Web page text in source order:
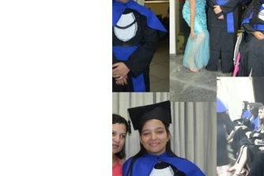
Coluna do Nolasco Notas do Motta
Nacional Internacional
Vinhos com Bruxo Eventos Climáticos